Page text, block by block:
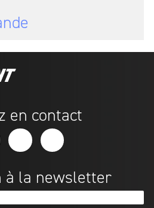
en contact
à la newsletter